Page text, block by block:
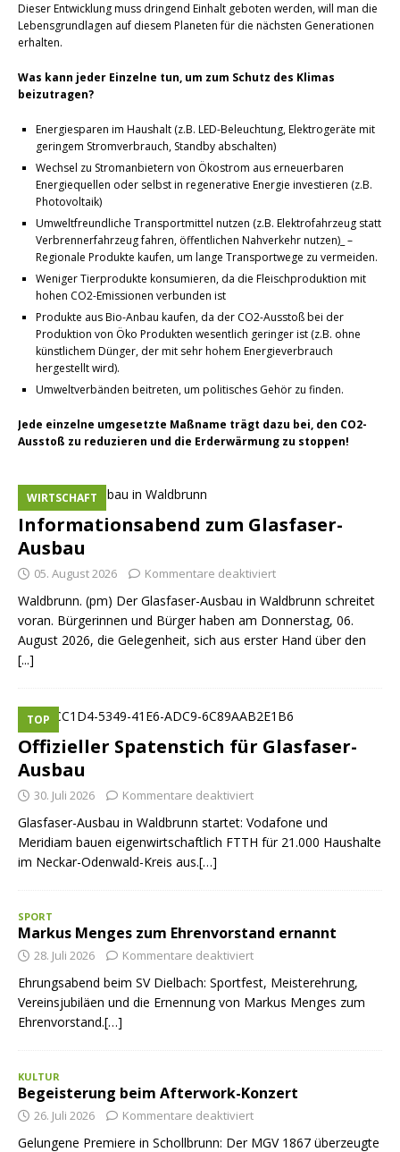
Dieser Entwicklung muss dringend Einhalt geboten werden, will man die
Lebensgrundlagen auf diesem Planeten für die nächsten Generationen
erhalten.
Was kann jeder Einzelne tun, um zum Schutz des Klimas
beizutragen?
Energiesparen im Haushalt (z.B. LED-Beleuchtung, Elektrogeräte mit
geringem Stromverbrauch, Standby abschalten)
Wechsel zu Stromanbietern von Ökostrom aus erneuerbaren
Energiequellen oder selbst in regenerative Energie investieren (z.B.
Photovoltaik)
Umweltfreundliche Transportmittel nutzen (z.B. Elektrofahrzeug statt
Verbrennerfahrzeug fahren, öffentlichen Nahverkehr nutzen)_ –
Regionale Produkte kaufen, um lange Transportwege zu vermeiden.
Weniger Tierprodukte konsumieren, da die Fleischproduktion mit
hohen CO2-Emissionen verbunden ist
Produkte aus Bio-Anbau kaufen, da der CO2-Ausstoß bei der
Produktion von Öko Produkten wesentlich geringer ist (z.B. ohne
künstlichem Dünger, der mit sehr hohem Energieverbrauch
hergestellt wird).
Umweltverbänden beitreten, um politisches Gehör zu finden.
Jede einzelne umgesetzte Maßname trägt dazu bei, den CO2-
Ausstoß zu reduzieren und die Erderwärmung zu stoppen!
Informationsabend zum Glasfaser-
Ausbau
WIRTSCHAFT
05. August 2026 Kommentare deaktiviert
Waldbrunn. (pm) Der Glasfaser-Ausbau in Waldbrunn schreitet
voran. Bürgerinnen und Bürger haben am Donnerstag, 06.
August 2026, die Gelegenheit, sich aus erster Hand über den
[...]
Offizieller Spatenstich für Glasfaser-
Ausbau
TOP
30. Juli 2026 Kommentare deaktiviert
Glasfaser-Ausbau in Waldbrunn startet: Vodafone und
Meridiam bauen eigenwirtschaftlich FTTH für 21.000 Haushalte
im Neckar-Odenwald-Kreis aus.[…]
SPORT
Markus Menges zum Ehrenvorstand ernannt
28. Juli 2026 Kommentare deaktiviert
Ehrungsabend beim SV Dielbach: Sportfest, Meisterehrung,
Vereinsjubiläen und die Ernennung von Markus Menges zum
Ehrenvorstand.[…]
KULTUR
Begeisterung beim Afterwork-Konzert
26. Juli 2026 Kommentare deaktiviert
Gelungene Premiere in Schollbrunn: Der MGV 1867 überzeugte